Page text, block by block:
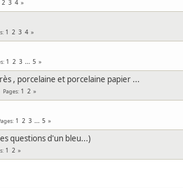
2 3 4
1 2 3 4
1 2 3 ... 5
, porcelaine et porcelaine papier ...
Pages 1 2
1 2 3 ... 5
questions d'un bleu...)
1 2